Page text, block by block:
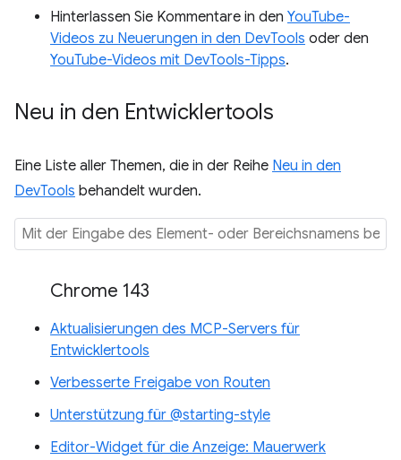
Hinterlassen Sie Kommentare in den YouTube-
Videos zu Neuerungen in den DevTools oder den
YouTube-Videos mit DevTools-Tipps.
Neu in den Entwicklertools
Eine Liste aller Themen, die in der Reihe Neu in den
DevTools behandelt wurden.
Chrome 143
Aktualisierungen des MCP-Servers für
Entwicklertools
Verbesserte Freigabe von Routen
Unterstützung für @starting-style
Editor-Widget für die Anzeige: Mauerwerk